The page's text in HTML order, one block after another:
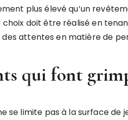
plus élevé qu’un
choix doit être réalisé en
des attentes en matière de
qui font
se limite pas à la surface de